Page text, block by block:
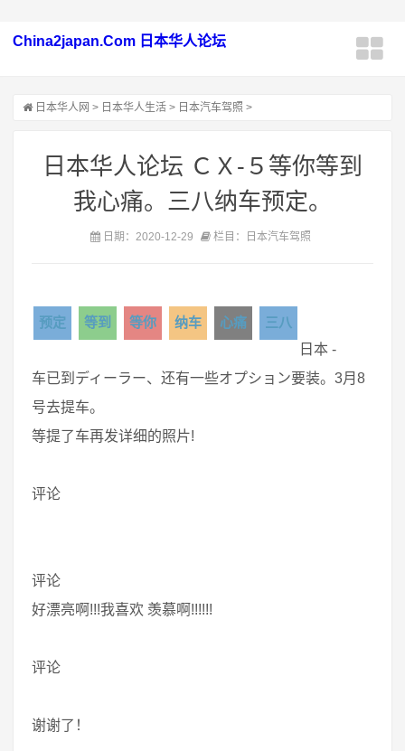
China2japan.Com 日本华人论坛
日本华人网 > 日本华人生活 > 日本汽车驾照 >
日本华人论坛 ＣＸ‐５等你等到
我心痛。三八纳车预定。
日期：2020-12-29 栏目：日本汽车驾照
预定 等到 等你 纳车 心痛
三八
日本 -
车已到ディーラー、还有一些オプション要装。3月8
号去提车。
等提了车再发详细的照片!
评论
评论
好漂亮啊!!!我喜欢 羡慕啊!!!!!!
评论
谢谢了！